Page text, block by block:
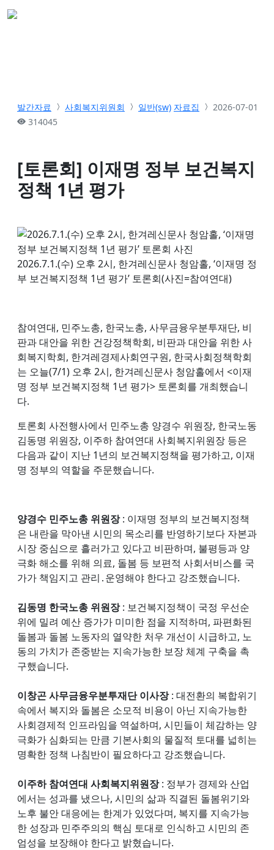
발간자료 사회복지위원회 일반(sw) 자료집
2026-07-01
314045
[토론회] 이재명 정부 보건복지
정책 1년 평가
2026.7.1.(수) 오후 2시, 한겨레신문사 청암홀, ‘이재명 정
부 보건복지정책 1년 평가’ 토론회(사진=참여연대)
참여연대, 민주노총, 한국노총, 사무금융우분투재단, 비
판과 대안을 위한 건강정책학회, 비판과 대안을 위한 사
회복지학회, 한겨레경제사회연구원, 한국사회정책학회
는 오늘(7/1) 오후 2시, 한겨레신문사 청암홀에서 <이재
명 정부 보건복지정책 1년 평가> 토론회를 개최했습니
다.
토론회 사전행사에서 민주노총 양경수 위원장, 한국노동
김동명 위원장, 이주하 참여연대 사회복지위원장 등은
다음과 같이 지난 1년의 보건복지정책을 평가하고, 이재
명 정부의 역할을 주문했습니다.
양경수 민주노총 위원장: 이재명 정부의 보건복지정책
은 내란을 막아낸 시민의 목소리를 반영하기보다 자본과
시장 중심으로 흘러가고 있다고 비판하며, 불평등과 양
극화 해소를 위해 의료, 돌봄 등 보편적 사회서비스를 국
가가 책임지고 관리․운영해야 한다고 강조했습니다.
김동명 한국노총 위원장: 보건복지정책이 국정 우선순
위에 밀려 예산 증가가 미미한 점을 지적하며, 파편화된
돌봄과 돌봄 노동자의 열약한 처우 개선이 시급하고, 노
동의 가치가 존중받는 지속가능한 보장 체계 구축을 촉
구했습니다.
이창곤 사무금융우분투재단 이사장: 대전환의 복합위기
속에서 복지와 돌봄은 소모적 비용이 아닌 지속가능한
사회경제적 인프라임을 역설하며, 시민들이 체감하는 양
극화가 심화되는 만큼 기본사회의 물질적 토대를 넓히는
명확한 정책 나침반이 필요하다고 강조했습니다.
이주하 참여연대 사회복지위원장: 정부가 경제와 산업
에서는 성과를 냈으나, 시민의 삶과 직결된 돌봄위기와
노후 불안 대응에는 한계가 있었다며, 복지를 지속가능
한 성장과 민주주의의 핵심 토대로 인식하고 시민의 존
엄성을 보장해야 한다고 밝혔습니다.